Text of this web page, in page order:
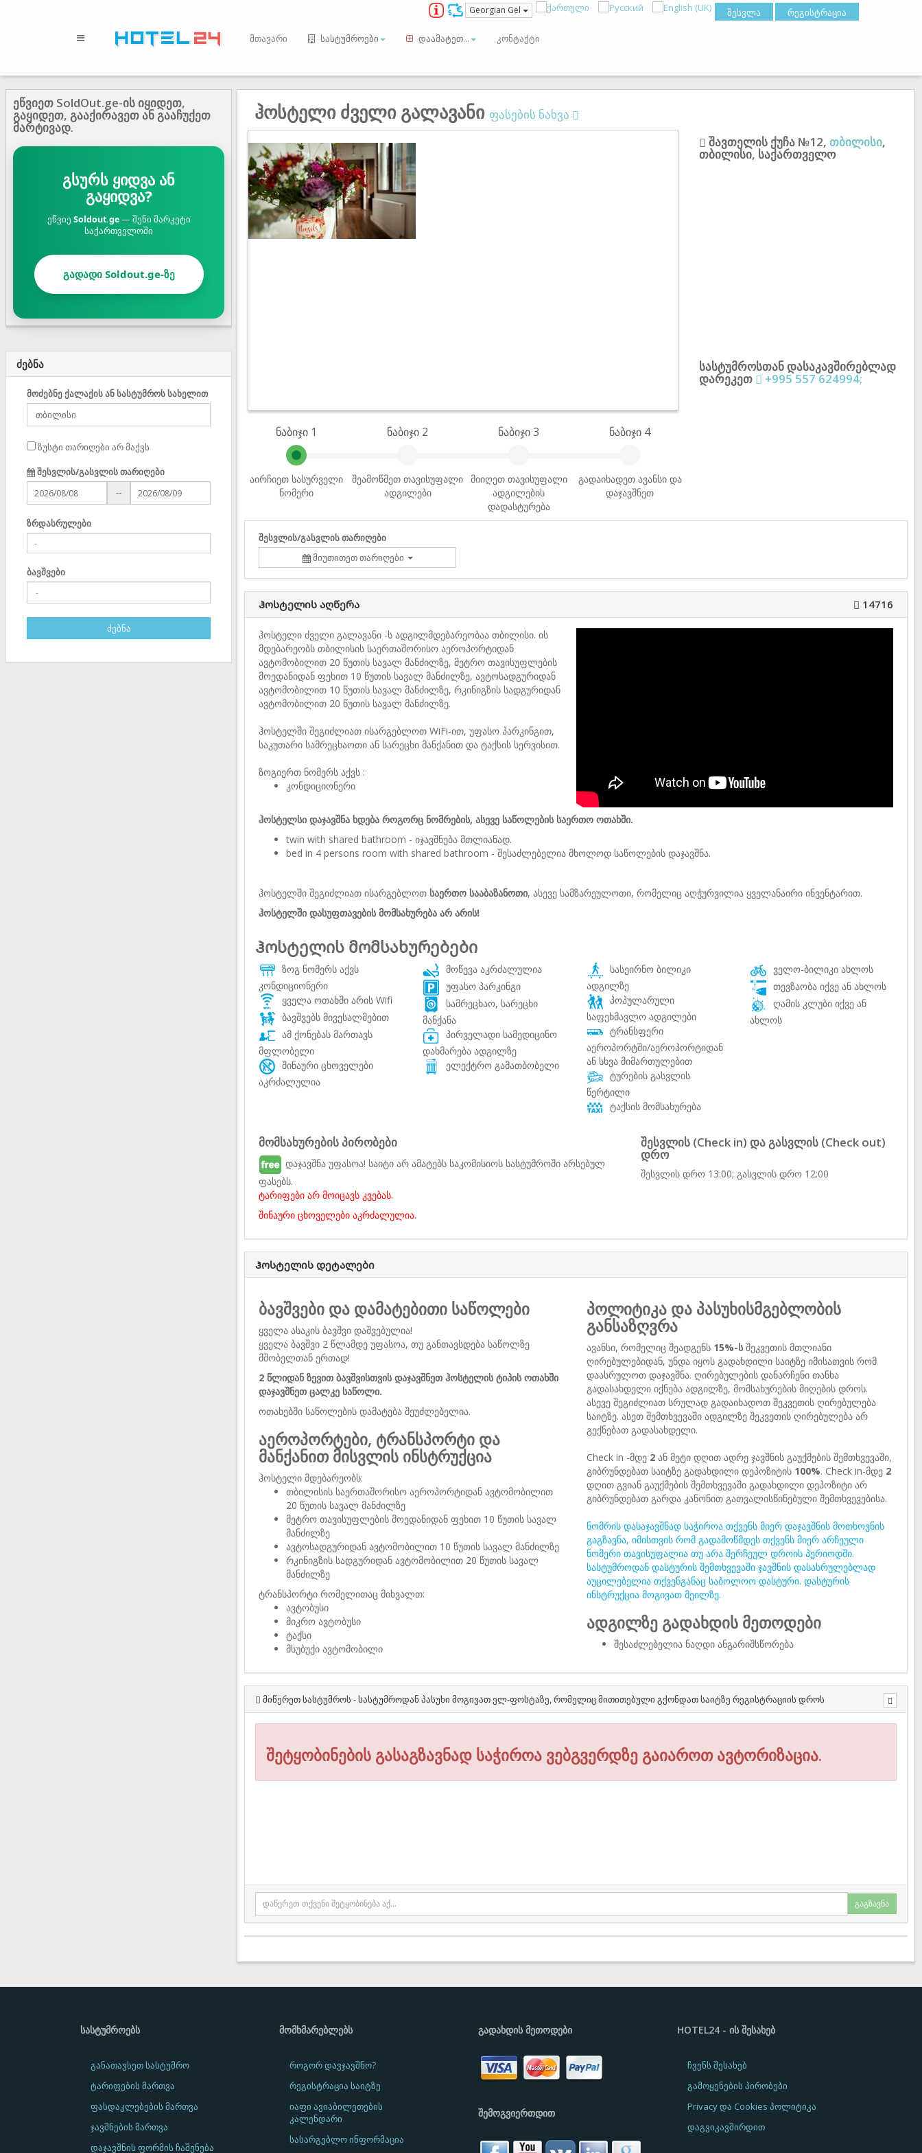
შესვლა რეგისტრაცია
Georgian Gel
მთავარი სასტუმროები დაამატეთ... კონტაქტი
ეწვიეთ SoldOut.ge-ის იყიდეთ,
გაყიდეთ, გააქირავეთ ან გააჩუქეთ
მარტივად.
გსურს ყიდვა ან
გაყიდვა?
ეწვიე Soldout.ge— შენი მარკეტი
საქართველოში
გადადი Soldout.ge-ზე
ძებნა
მოძებნე ქალაქის ან სასტუმროს სახელით
ზუსტი თარიღები არ მაქვს
შესვლის/გასვლის თარიღები
--
ზრდასრულები
ბავშვები
ჰოსტელი ძველი გალავანი ფასების ნახვა
შავთელის ქუჩა №12, თბილისი,
თბილისი, საქართველო
სასტუმროსთან დასაკავშირებლად
დარეკეთ +995 557 624994;
ნაბიჯი 1
აირჩიეთ სასურველი
ნომერი
ნაბიჯი 2
შეამოწმეთ თავისუფალი
ადგილები
ნაბიჯი 3
მიიღეთ თავისუფალი
ადგილების
დადასტურება
ნაბიჯი 4
გადაიხადეთ ავანსი და
დაჯავშნეთ
შესვლის/გასვლის თარიღები
მიუთითეთ თარიღები
Ჰოსტელის აღწერა 14716
ჰოსტელი ძველი გალავანი -ს ადგილმდებარეობაა თბილისი. ის
მდებარეობს თბილისის საერთაშორისო აეროპორტიდან
ავტომობილით 20 წუთის სავალ მანძილზე, მეტრო თავისუფლების
მოედანიდან ფეხით 10 წუთის სავალ მანძილზე, ავტოსადგურიდან
ავტომობილით 10 წუთის სავალ მანძილზე, რკინიგზის სადგურიდან
ავტომობილით 20 წუთის სავალ მანძილზე.
ჰოსტელში შეგიძლიათ ისარგებლოთ WiFi-ით, უფასო პარკინგით,
საკუთარი სამრეცხაოთი ან სარეცხი მანქანით და ტაქსის სერვისით.
ზოგიერთ ნომერს აქვს :
კონდიციონერი
ჰოსტელსი დაჯავშნა ხდება როგორც ნომრების, ასევე საწოლების საერთო ოთახში.
twin with shared bathroom - იჯავშნება მთლიანად.
bed in 4 persons room with shared bathroom - შესაძლებელია მხოლოდ საწოლების დაჯავშნა.
ჰოსტელში შეგიძლიათ ისარგებლოთ საერთო სააბაზანოთი, ასევე სამზარეულოთი, რომელიც აღჭურვილია ყველანაირი ინვენტარით.
ჰოსტელში დასუფთავების მომსახურება არ არის!
Ჰოსტელის მომსახურებები
ზოგ ნომერს აქვს
კონდიციონერი
ყველა ოთახში არის Wifi
ბავშვებს მივესალმებით
ამ ქონებას მართავს
მფლობელი
შინაური ცხოველები
აკრძალულია
მოწევა აკრძალულია
უფასო პარკინგი
სამრეცხაო, სარეცხი
მანქანა
პირველადი სამედიცინო
დახმარება ადგილზე
ელექტრო გამათბობელი
სასეირნო ბილიკი
ადგილზე
პოპულარული
საფეხმავლო ადგილები
ტრანსფერი
აეროპორტში/აეროპორტიდან
ან სხვა მიმართულებით
ტურების გასვლის
წერტილი
ტაქსის მომსახურება
ველო-ბილიკი ახლოს
თევზაობა იქვე ან ახლოს
ღამის კლუბი იქვე ან
ახლოს
მომსახურების პირობები
დაჯავშნა უფასოა! საიტი არ ამატებს საკომისიოს სასტუმროში არსებულ
ფასებს.
ტარიფები არ მოიცავს კვებას.
შინაური ცხოველები აკრძალულია.
შესვლის (Check in) და გასვლის (Check out)
დრო
შესვლის დრო 13:00; გასვლის დრო 12:00
Ჰოსტელის დეტალები
ბავშვები და დამატებითი საწოლები
ყველა ასაკის ბავშვი დაშვებულია!
ყველა ბავშვი 2 წლამდე უფასოა, თუ განთავსდება საწოლზე
მშობელთან ერთად!
2 წლიდან ზევით ბავშვისთვის დაჯავშნეთ ჰოსტელის ტიპის ოთახში
დაჯავშნეთ ცალკე საწოლი.
ოთახებში საწოლების დამატება შეუძლებელია.
აეროპორტები, ტრანსპორტი და
მანქანით მისვლის ინსტრუქცია
ჰოსტელი მდებარეობს:
თბილისის საერთაშორისო აეროპორტიდან ავტომობილით
20 წუთის სავალ მანძილზე
მეტრო თავისუფლების მოედანიდან ფეხით 10 წუთის სავალ
მანძილზე
ავტოსადგურიდან ავტომობილით 10 წუთის სავალ მანძილზე
რკინიგზის სადგურიდან ავტომობილით 20 წუთის სავალ
მანძილზე
ტრანსპორტი რომელითაც მიხვალთ:
ავტობუსი
მიკრო ავტობუსი
ტაქსი
მსუბუქი ავტომობილი
პოლიტიკა და პასუხისმგებლობის
განსაზღვრა
ავანსი, რომელიც შეადგენს 15%-სშეკვეთის მთლიანი
ღირებულებიდან, უნდა იყოს გადახდილი საიტზე იმისათვის რომ
დაასრულოთ დაჯავშნა. ღირებულების დანარჩენი თანხა
გადასახდელი იქნება ადგილზე, მომსახურების მიღების დროს.
ასევე შეგიძლიათ სრულად გადაიხადოთ შეკვეთის ღირებულება
საიტზე. ასეთ შემთხვევაში ადგილზე შეკვეთის ღირებულება არ
გექნებათ გადასახდელი.
Check in -მდე 2ან მეტი დღით ადრე ჯავშნის გაუქმების შემთხვევაში,
გიბრუნდებათ საიტზე გადახდილი დეპოზიტის 100%. Check in-მდე 2
დღით გვიან გაუქმების შემთხვევაში გადახდილი დეპოზიტი არ
გიბრუნდებათ გარდა კანონით გათვალისწინებული შემთხვევებისა.
ნომრის დასაჯავშნად საჭიროა თქვენს მიერ დაჯავშნის მოთხოვნის
გაგზავნა, იმისთვის რომ გადამოწმდეს თქვენს მიერ არჩეული
ნომერი თავისუფალია თუ არა შერჩეულ დროის პერიოდში.
სასტუმროდან დასტურის შემთხვევაში ჯავშნის დასასრულებლად
აუცილებელია თქვენგანაც საბოლოო დასტური. დასტურის
ინსტრუქცია მოგივათ მეილზე.
ადგილზე გადახდის მეთოდები
შესაძლებელია ნაღდი ანგარიშსწორება
მიწერეთ სასტუმროს - სასტუმროდან პასუხი მოგივათ ელ-ფოსტაზე, რომელიც მითითებული გქონდათ საიტზე რეგისტრაციის დროს
შეტყობინების გასაგზავნად საჭიროა ვებგვერდზე გაიაროთ ავტორიზაცია.
გაგზავნა
ᲡᲐᲡᲢᲣᲛᲠᲝᲔᲑᲡ
განათავსეთ სასტუმრო
ტარიფების მართვა
ფასდაკლებების მართვა
ჯავშნების მართვა
დაჯავშნის ფორმის ჩაშენება
ᲛᲝᲛᲮᲛᲐᲠᲔᲑᲚᲔᲑᲡ
როგორ დავჯავშნო?
რეგისტრაცია საიტზე
იაფი ავიაბილეთების
კალენდარი
სასარგებლო ინფორმაცია
ᲒᲐᲓᲐᲮᲓᲘᲡ ᲛᲔᲗᲝᲓᲔᲑᲘ
ᲨᲔᲛᲝᲒᲕᲘᲔᲠᲗᲓᲘᲗ
HOTEL24 - ᲘᲡ ᲨᲔᲡᲐᲮᲔᲑ
ჩვენს შესახებ
გამოყენების პირობები
Privacy და Cookies პოლიტიკა
დაგვიკავშირდით